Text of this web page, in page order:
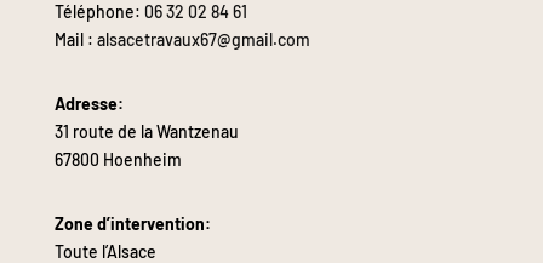
Téléphone: 06 32 02 84 61
Mail : alsacetravaux67@gmail.com
Adresse:
31 route de la Wantzenau
67800 Hoenheim
Zone d’intervention:
Toute l’Alsace